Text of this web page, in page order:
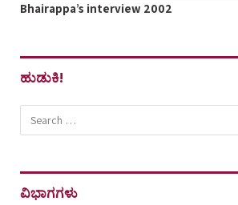
Bhairappa’s interview 2002
ಹುಡುಕಿ!
ವಿಭಾಗಗಳು